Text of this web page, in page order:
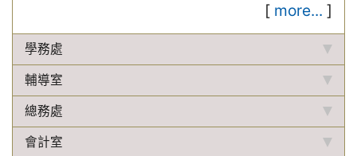
[ more... ]
學務處
輔導室
總務處
會計室